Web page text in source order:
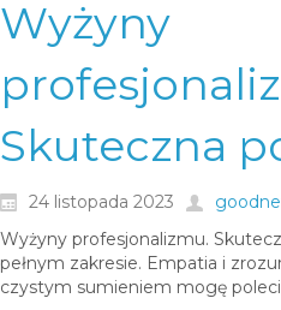
Wyżyny
Skuteczna
24 listopada 2023
Wyżyny profesjonalizmu.
pełnym zakresie. Empatia i
czystym sumieniem mogę